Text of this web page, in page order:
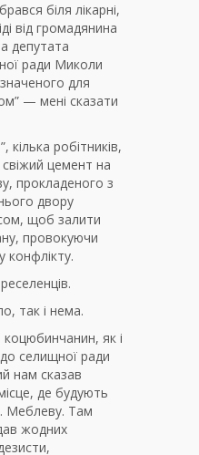
біля лікарні,
від громадянина
депутата
ради Миколи
для
— мені сказати
кілька робітників,
цемент на
прокладеного з
двору
щоб залити
провокуючи
конфлікту.
так і нема.
як і
селищної ради
нам сказав
де будують
Меблеву. Там
жодних